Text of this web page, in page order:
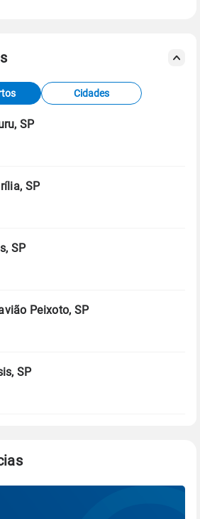
de estações
satélite do Centro de Previsão
Climáticos (CPTEC).
sobre os dados
Cidades
SP
SP
SP
Peixoto, SP
SP